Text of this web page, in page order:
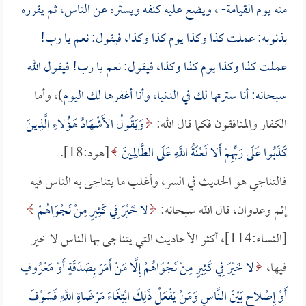
منه يوم القيامة- ، ويضع عليه كنفه ويستره عن الناس، ثم يقرره
بذنوبه: عملت كذا وكذا يوم كذا وكذا، فيقول: نعم يا رب!
عملت كذا وكذا يوم كذا وكذا، فيقول: نعم يا رب! فيقول الله
سبحانه: أنا سترتها لك في الدنيا، وأنا أغفرها لك اليوم)، وأما
الكفار والمنافقون فكما قال الله: وَيَقُولُ الأَشْهَادُ هَؤُلاءِ الَّذِينَ
كَذَبُوا عَلَى رَبِّهِمْ أَلا لَعْنَةُ اللَّهِ عَلَى الظَّالِمِينَ [هود:18].
فالتناجي هو الحديث في السر، وأغلب ما يتناجى به الناس فيه
إثم وعدوان، قال الله سبحانه: لا خَيْرَ فِي كَثِيرٍ مِنْ نَجْوَاهُمْ
[النساء:114]، أكثر الأحاديث التي يتناجى بها الناس لا خير
فيها، لا خَيْرَ فِي كَثِيرٍ مِنْ نَجْوَاهُمْ إِلَّا مَنْ أَمَرَ بِصَدَقَةٍ أَوْ مَعْرُوفٍ
أَوْ إِصْلاحٍ بَيْنَ النَّاسِ وَمَنْ يَفْعَلْ ذَلِكَ ابْتِغَاءَ مَرْضَاةِ اللَّهِ فَسَوْفَ